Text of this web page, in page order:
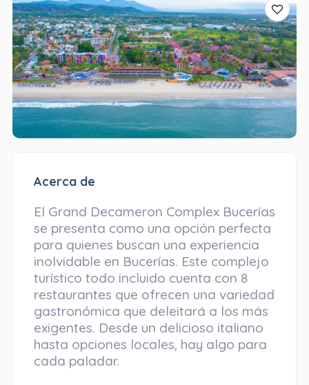
Acerca de
El Grand Decameron Complex Bucerías
se presenta como una opción perfecta
para quienes buscan una experiencia
inolvidable en Bucerías. Este complejo
turístico todo incluido cuenta con 8
restaurantes que ofrecen una variedad
gastronómica que deleitará a los más
exigentes. Desde un delicioso italiano
hasta opciones locales, hay algo para
cada paladar.